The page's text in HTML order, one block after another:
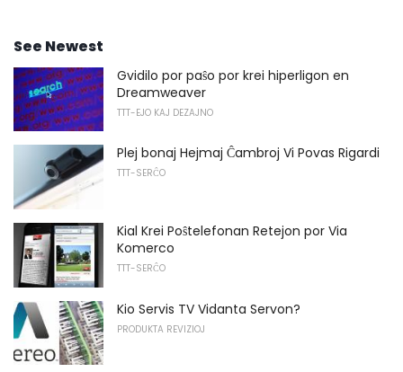
See Newest
Gvidilo por paŝo por krei hiperligon en
Dreamweaver
TTT-EJO KAJ DEZAJNO
Plej bonaj Hejmaj Ĉambroj Vi Povas Rigardi
TTT-SERĈO
Kial Krei Poŝtelefonan Retejon por Via
Komerco
TTT-SERĈO
Kio Servis TV Vidanta Servon?
PRODUKTA REVIZIOJ